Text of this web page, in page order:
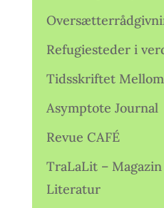
Refugiesteder i
Tidsskriftet Mellom
Asymptote Journal
Revue CAFÉ
TraLaLit –
Literatur